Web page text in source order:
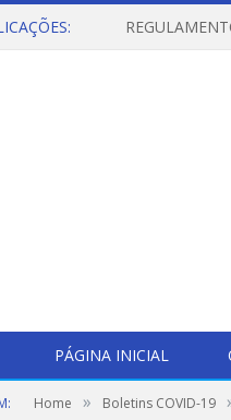
PÁGINA INICIAL
Home » Boletins COVID-19